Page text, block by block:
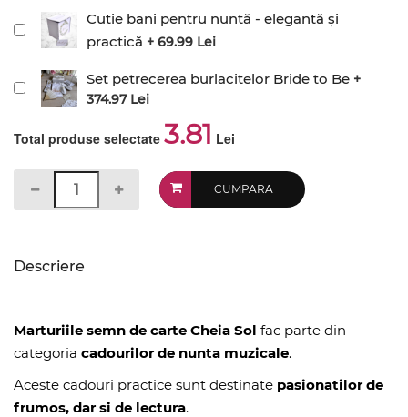
Cutie bani pentru nuntă - elegantă și
practică + 69.99 Lei
Set petrecerea burlacitelor Bride to Be +
374.97 Lei
Total produse selectate 3.81 Lei
CUMPARA
Descriere
Marturiile semn de carte Cheia Sol fac parte din
categoria cadourilor de nunta muzicale.
Aceste cadouri practice sunt destinate pasionatilor de
frumos, dar si de lectura.